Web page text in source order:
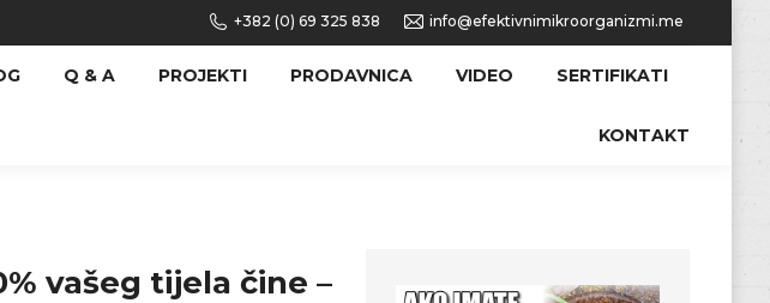
+382 (0) 69 325 838 info@efektivnimikroorganizmi.me
Q & A PROJEKTI PRODAVNICA VIDEO SERTIFIKATI
KONTAKT
vašeg tijela čine –